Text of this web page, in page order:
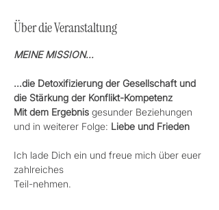
Über die Veranstaltung
MEINE MISSION...
...die Detoxifizierung der Gesellschaft und
die Stärkung der Konflikt-Kompetenz
Mit dem Ergebnis gesunder Beziehungen
und in weiterer Folge: Liebe und Frieden
Ich lade Dich ein und freue mich über euer
zahlreiches
Teil-nehmen.